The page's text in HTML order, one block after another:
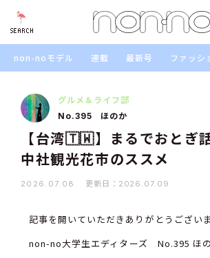
SEARCH
non-noモデル 連載 最新号 ファッシ
グルメ＆ライフ部
No.395 ほのか
【台湾🇹🇼】まるでおとぎ
中社観光花市のススメ
2026.07.08 更新日： 2026.07.09
記事を開いていただきありがとうござい
non-no大学生エディターズ No.395 ほ